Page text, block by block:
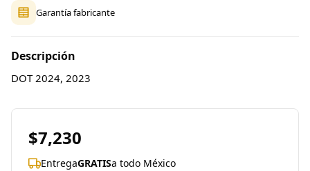
Garantía fabricante
Descripción
DOT 2024, 2023
$7,230
EntregaGRATISa todo México